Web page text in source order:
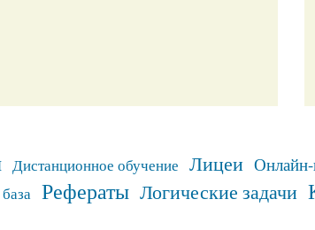
Дистанционное обучение Лицеи
Рефераты Логические задачи